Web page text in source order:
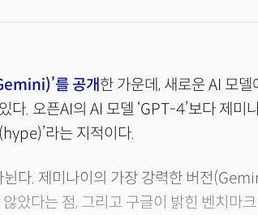
를 공개한 가운데, 새로운 AI 모
다. 오픈AI의 AI 모델 ‘GPT-4’보다 제미
라는 지적이다.
뉜다. 제미나이의 가장 강력한 버전
았다는 점, 그리고 구글이 밝힌 벤치마